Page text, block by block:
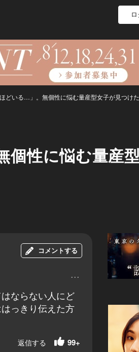
どいる…」。無個性に悩む量産型女子が見つけ
性に悩む量産
コメントする
...
ならない人にど
っきり伝えた方
99+
返信する